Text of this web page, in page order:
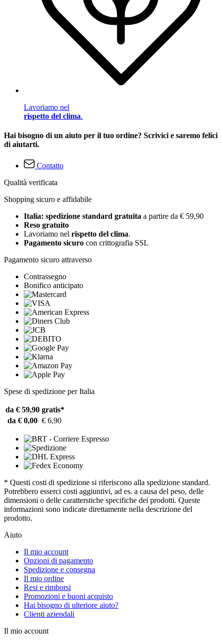
Lavoriamo nel
rispetto del clima.
Hai bisogno di un aiuto per il tuo ordine? Scrivici e saremo felici
di aiutarti.
Contatto
Qualità verificata
Shopping sicuro e affidabile
Italia: spedizione standard gratuita a partire da € 59,90
Reso gratuito
Lavoriamo nel rispetto del clima.
Pagamento sicuro con crittografia SSL
Pagamento sicuro attraverso
Contrassegno
Bonifico anticipato
Spese di spedizione per Italia
da € 59,90 gratis*
da € 0,00 € 6,90
* Questi costi di spedizione si riferiscono alla spedizione standard.
Potrebbero esserci costi aggiuntivi, ad es. a causa del peso, delle
dimensioni o delle caratterstiche specifiche dei prodotti. Queste
informazioni sono indicate direttamente nella descrizione del
prodotto.
Aiuto
Il mio account
Opzioni di pagamento
Spedizione e consegna
Il mio ordine
Resi e rimborsi
Promozioni e buoni acquisto
Hai bisogno di ulteriore aiuto?
Clienti aziendali
Il mio account